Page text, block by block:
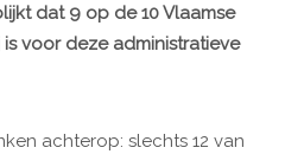
dat 9 op de 10 Vlaamse
voor deze administratieve
achterop: slechts 12 van